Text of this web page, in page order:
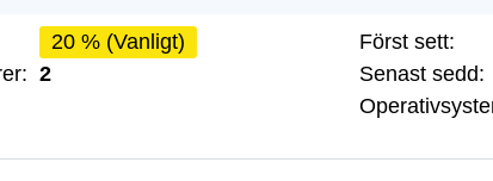
20 % (Vanligt)
2
Först sett:
Senast sedd: